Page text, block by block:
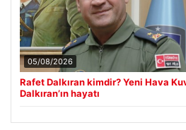
05/08/2026
Rafet Dalkıran kimdir? Yeni Hava
Dalkıran’ın hayatı